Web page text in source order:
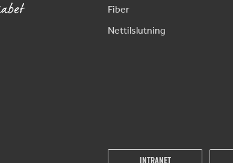
Fiber
Nettilslutning